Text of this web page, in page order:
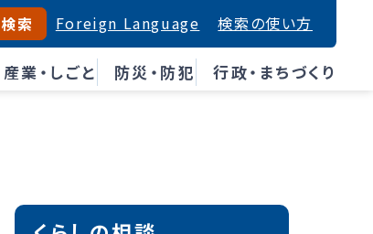
産業・しごと 防災・防犯 行政・まちづくり
検索 Foreign Language 検索の使い方